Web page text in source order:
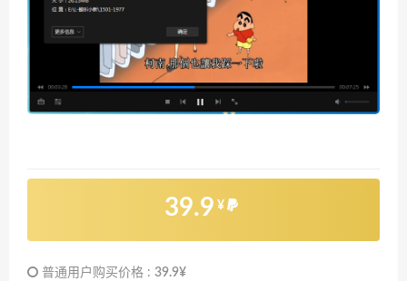
39.9 ¥
普通用户购买价格 : 39.9¥